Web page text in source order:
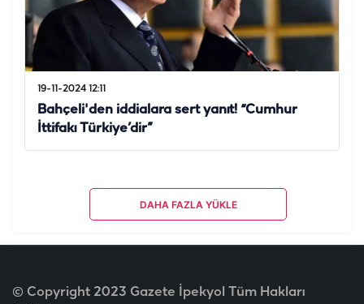
19-11-2024 12:11
Bahçeli'den iddialara sert yanıt! “Cumhur
İttifakı Türkiye’dir”
DAHA FAZLA YÜKLE
© Copyright 2023 Gazete İpekyol Tüm Hakları